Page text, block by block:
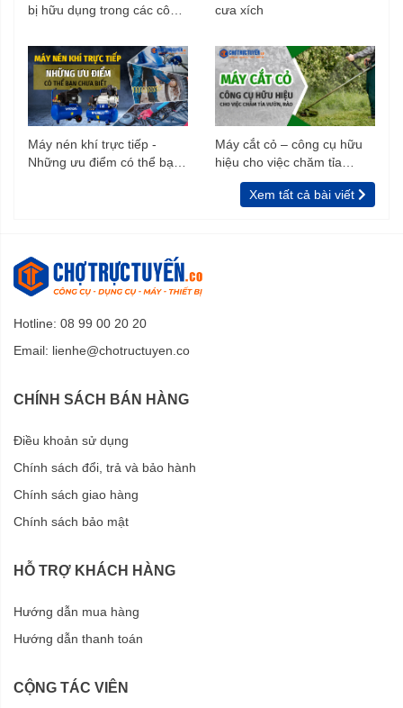
bị hữu dụng trong các công
cưa xích
Máy nén khí trực tiếp -
Những ưu điểm có thể bạn
Máy cắt cỏ – công cụ hữu
hiệu cho việc chăm tỉa
vườn, rào
Xem tất cả bài viết
Hotline: 08 99 00 20 20
Email: lienhe@chotructuyen.co
CHÍNH SÁCH BÁN HÀNG
Điều khoản sử dụng
Chính sách đổi, trả và bảo hành
Chính sách giao hàng
Chính sách bảo mật
HỖ TRỢ KHÁCH HÀNG
Hướng dẫn mua hàng
Hướng dẫn thanh toán
CỘNG TÁC VIÊN